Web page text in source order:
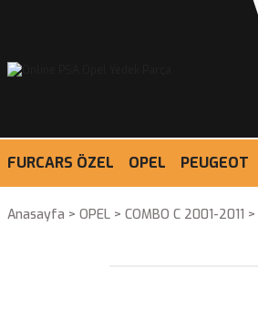
FURCARS ÖZEL OPEL PEUGEOT
Anasayfa OPEL COMBO C 2001-2011